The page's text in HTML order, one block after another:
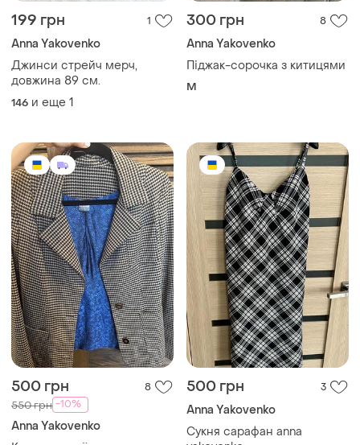
199 грн 1
Anna Yakovenko
Джинси стрейч мерч,
довжина 89 см.
146 и еще 1
300 грн 8
Anna Yakovenko
Піджак-сорочка з китицями
M
500 грн 8
550 грн -10%
Anna Yakovenko
500 грн 3
Anna Yakovenko
Сукня сарафан anna